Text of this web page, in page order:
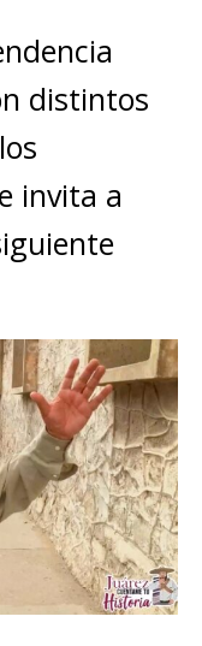
distintos
invita a